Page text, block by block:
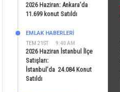
2026 Haziran: Ankara’da
11.699 konut Satıldı
TEM 21ST 9:40 AM
EMLAK HABERLERI
2026 Haziran İstanbul İlçe
Satışları:
İstanbul’da 24.084 Konut
Satıldı